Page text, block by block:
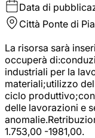
Data di
Città Ponte di
La risorsa sarà
occuperà
industriali per la
materiali;utilizzo
ciclo
delle lavorazioni e
1.753,00 -1981,00.